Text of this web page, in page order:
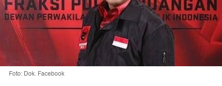
Foto: Dok. Facebook